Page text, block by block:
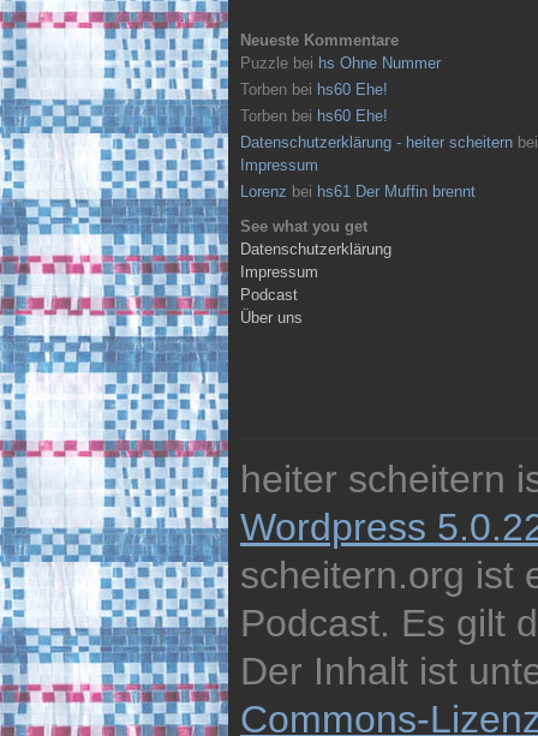
Neueste Kommentare
Puzzle bei hs Ohne Nummer
Torben bei hs60 Ehe!
Torben bei hs60 Ehe!
Datenschutzerklärung - heiter scheitern bei
Impressum
Lorenz bei hs61 Der Muffin brennt
See what you get
Datenschutzerklärung
Impressum
Podcast
Über uns
heiter scheitern
Wordpress
scheitern.org ist
Podcast. Es gilt
Der Inhalt ist
Commons-